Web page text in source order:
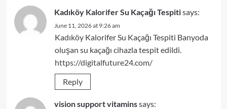
Kadıköy Kalorifer Su Kaçağı Tespitisays:
June 11, 2026 at 9:26 am
Kadıköy Kalorifer Su Kaçağı Tespiti Banyoda
oluşan su kaçağı cihazla tespit edildi.
https://digitalfuture24.com/
Reply
vision support vitaminssays: